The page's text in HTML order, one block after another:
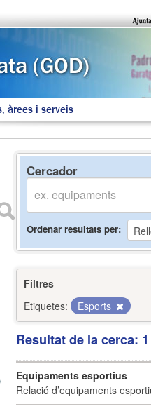
àrees i serveis
Cercador
Ordenar resultats per
Filtres
Etiquetes:
Esports
Resultat de la cerca:
Equipaments esportius
Relació d’equipaments